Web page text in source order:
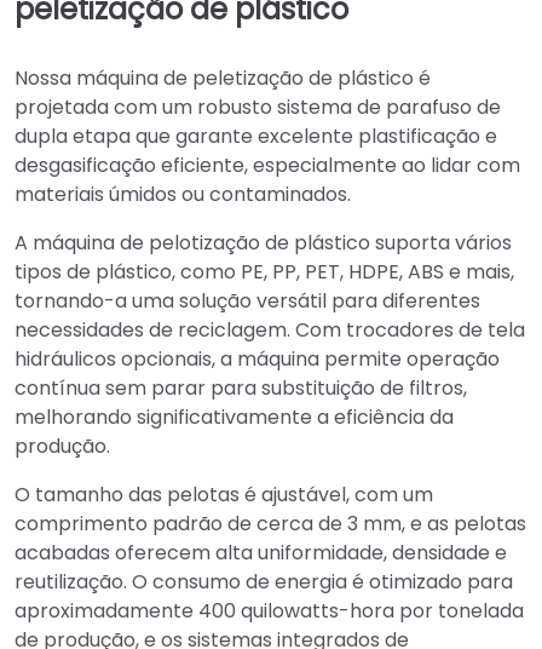
peletização de plástico
Nossa máquina de peletização de plástico é
projetada com um robusto sistema de parafuso de
dupla etapa que garante excelente plastificação e
desgasificação eficiente, especialmente ao lidar com
materiais úmidos ou contaminados.
A máquina de pelotização de plástico suporta vários
tipos de plástico, como PE, PP, PET, HDPE, ABS e mais,
tornando-a uma solução versátil para diferentes
necessidades de reciclagem. Com trocadores de tela
hidráulicos opcionais, a máquina permite operação
contínua sem parar para substituição de filtros,
melhorando significativamente a eficiência da
produção.
O tamanho das pelotas é ajustável, com um
comprimento padrão de cerca de 3 mm, e as pelotas
acabadas oferecem alta uniformidade, densidade e
reutilização. O consumo de energia é otimizado para
aproximadamente 400 quilowatts-hora por tonelada
de produção, e os sistemas integrados de